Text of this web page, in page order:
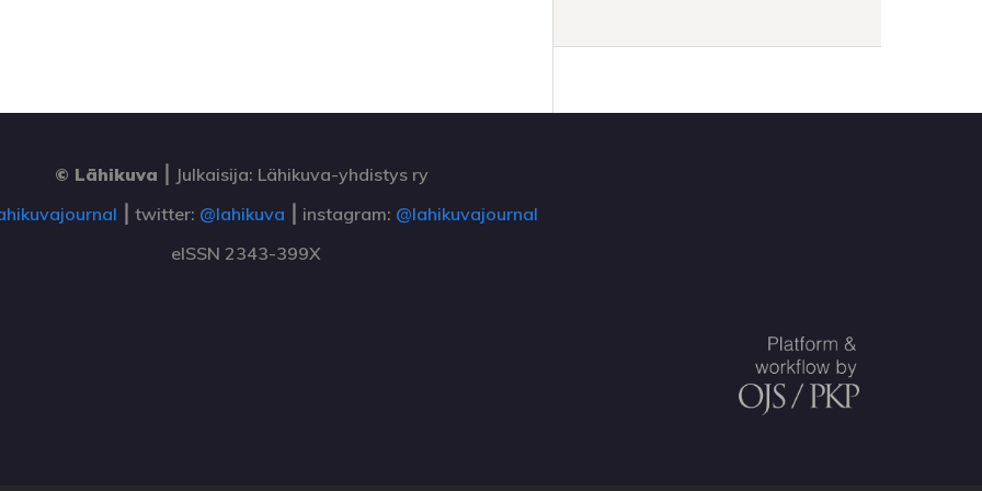
© Lähikuva
Julkaisija: Lähikuva-yhdistys ry
⎮ twitter: @lahikuva ⎮ instagram: @lahikuvajournal
eISSN 2343-399X